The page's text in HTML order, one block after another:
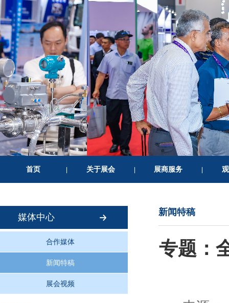
首页 | 关于展会 | 展商服务 |
媒体中心
合作媒体
新闻特稿
展会视频
新闻特稿
专题：